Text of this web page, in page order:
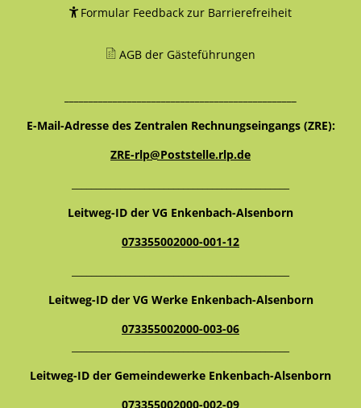
Formular Feedback zur Barrierefreiheit
AGB der Gästeführungen
E-Mail-Adresse des Zentralen Rechnungseingangs (ZRE):
ZRE-rlp@Poststelle.rlp.de
Leitweg-ID der VG Enkenbach-Alsenborn
073355002000-001-12
Leitweg-ID der VG Werke Enkenbach-Alsenborn
073355002000-003-06
Leitweg-ID der Gemeindewerke Enkenbach-Alsenborn
073355002000-002-09